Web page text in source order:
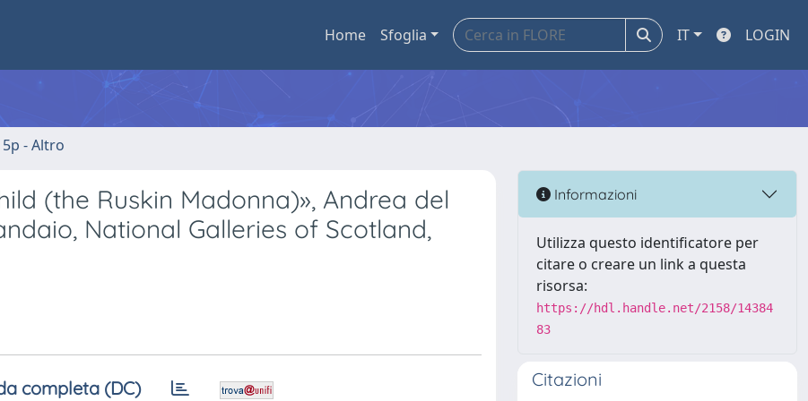
Home Sfoglia IT LOGIN
5p - Altro
(the Ruskin Madonna)», Andrea del
National Galleries of Scotland,
completa (DC)
Informazioni
Utilizza questo identificatore per
citare o creare un link a questa
risorsa:
https://hdl.handle.net/2158/14384
83
Citazioni